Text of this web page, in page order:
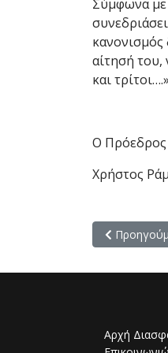
Σύμφωνα με
αίτησή του,
και
Ο Πρόεδρος
Χρήστος
Αρχή